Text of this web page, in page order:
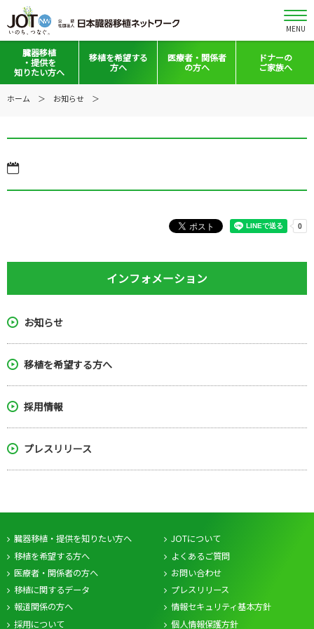
MENU
臓器移植
・提供を
知りたい方へ
移植と提供とは
全国のイベント・活動情報
Green Ribbon Campaign
移植を希望する
方へ
移植希望登録をお考えの方へ
医療者・ 関係者
の方へ
医療者向けお知らせ
コーディネーター向けログイン
ドナーの
ご家族へ
ホーム お知らせ
インフォメーション
お知らせ
移植を希望する方へ
採用情報
プレスリリース
臓器移植・提供を知りたい方へ
移植を希望する方へ
医療者・関係者の方へ
移植に関するデータ
JOTについて
よくあるご質問
お問い合わせ
プレスリリース
報道関係の方へ
採用について
情報セキュリティ基本方針
個人情報保護方針